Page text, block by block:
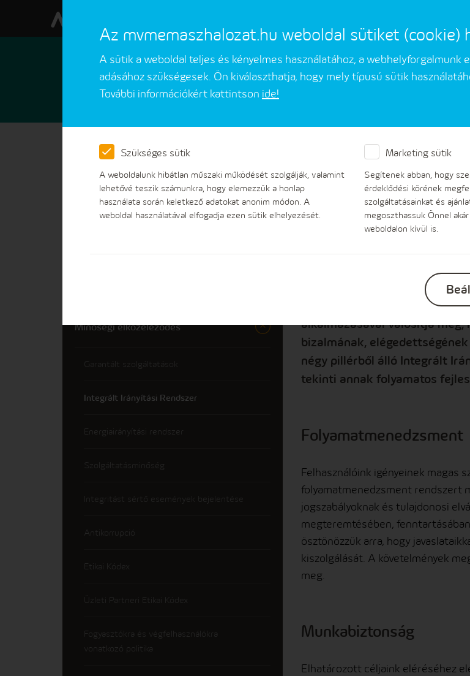
Ügyfeleinknek Ügyintézések
Integrált Irányítási
Küldetésünk
Minőségi elközeleződés
Garantált szolgáltatások
Integrált Irányítási Rendszer
Energiairányítási rendszer
Szolgáltatásminőség
Integritást sértő események bejelentése
Antikorrupció
Etikai Kódex
Üzleti Partneri Etikai Kódex
Fogyasztókra és végfelhasználókra
vonatkozó politika
megnyugtatóan biztonságos
a kor színvonalának és
alkalmazásával valósítja
bizalmának,
négy pillérből álló Integrált
tekinti annak folyamatos
Folyamatmenedzsment
Felhasználóink igényeinek magas
folyamatmenedzsment rendszert
jogszabályoknak és tulajdonosi
megteremtésében,
ösztönözzük arra, hogy
kiszolgálását. A követelmények
meg.
Munkabiztonság
Elhatározott céljaink eléréséhez
Az mvmemaszhalozat.hu weboldal sütiket (cookie)
A sütik a weboldal teljes és kényelmes használatához, a
adásához szükségesek. Ön kiválaszthatja, hogy mely típusú sütik
További információkért kattintson ide!
Szükséges sütik
A weboldalunk hibátlan műszaki működését szolgálják, valamint
lehetővé teszik számunkra, hogy elemezzük a honlap
használata során keletkező adatokat anonim módon. A
weboldal használatával elfogadja ezen sütik elhelyezését.
Marketing sütik
Segítenek abban, hogy
érdeklődési körének
szolgáltatásainkat és
megoszthassuk Önnel
weboldalon kívül is.